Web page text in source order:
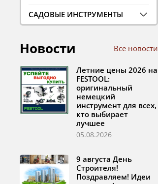
САДОВЫЕ ИНСТРУМЕНТЫ
Новости Все новости
Летние цены 2026 на
FESTOOL:
оригинальный
немецкий
инструмент для всех,
кто выбирает
лучшее
05.08.2026
9 августа День
Строителя!
Поздравляем! Идеи